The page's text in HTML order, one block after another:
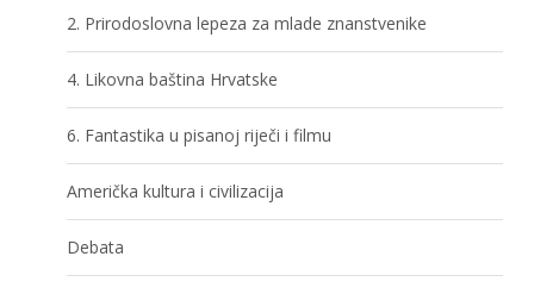
2. Prirodoslovna lepeza za mlade znanstvenike
4. Likovna baština Hrvatske
6. Fantastika u pisanoj riječi i filmu
Američka kultura i civilizacija
Debata